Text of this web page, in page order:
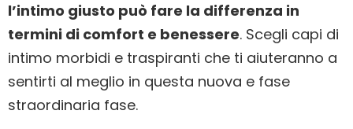
l’intimo giusto può fare la differenza in
termini di comfort e benessere. Scegli capi di
intimo morbidi e traspiranti che ti aiuteranno a
sentirti al meglio in questa nuova e fase
straordinaria fase.